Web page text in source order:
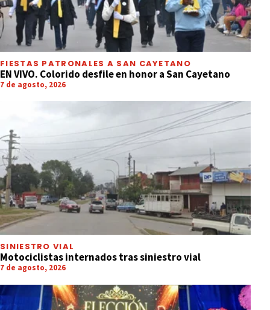
FIESTAS PATRONALES A SAN CAYETANO
EN VIVO. Colorido desfile en honor a San Cayetano
7 de agosto, 2026
SINIESTRO VIAL
Motociclistas internados tras siniestro vial
7 de agosto, 2026